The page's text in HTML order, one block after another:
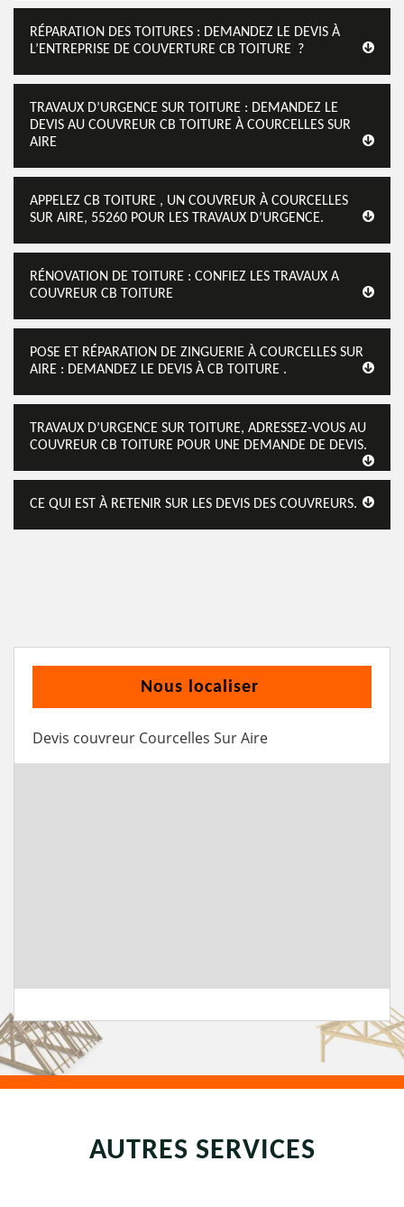
RÉPARATION DES TOITURES : DEMANDEZ LE DEVIS À
L’ENTREPRISE DE COUVERTURE CB TOITURE ?
TRAVAUX D’URGENCE SUR TOITURE : DEMANDEZ LE
DEVIS AU COUVREUR CB TOITURE À COURCELLES SUR
AIRE
APPELEZ CB TOITURE , UN COUVREUR À COURCELLES
SUR AIRE, 55260 POUR LES TRAVAUX D’URGENCE.
RÉNOVATION DE TOITURE : CONFIEZ LES TRAVAUX A
COUVREUR CB TOITURE
POSE ET RÉPARATION DE ZINGUERIE À COURCELLES SUR
AIRE : DEMANDEZ LE DEVIS À CB TOITURE .
TRAVAUX D’URGENCE SUR TOITURE, ADRESSEZ-VOUS AU
COUVREUR CB TOITURE POUR UNE DEMANDE DE DEVIS.
CE QUI EST À RETENIR SUR LES DEVIS DES COUVREURS.
Nous localiser
Devis couvreur Courcelles Sur Aire
AUTRES SERVICES